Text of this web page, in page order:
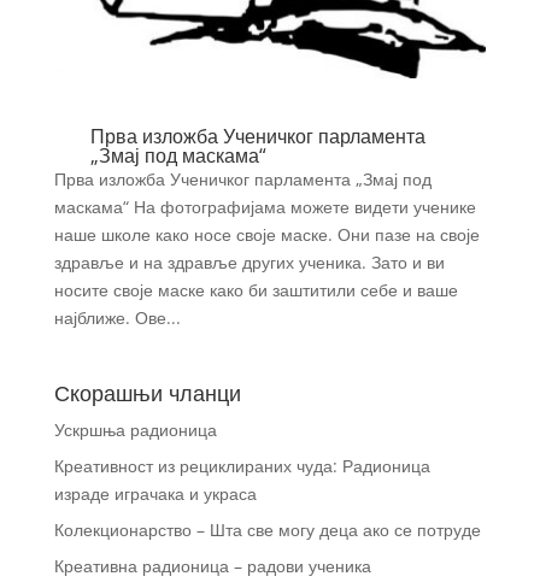
Прва изложба Ученичког парламента
„Змај под маскама“
Прва изложба Ученичког парламента „Змај под
маскама“ На фотографијама можете видети ученике
наше школе како носе своје маске. Они пазе на своје
здравље и на здравље других ученика. Зато и ви
носите своје маске како би заштитили себе и ваше
најближе. Ове...
Скорашњи чланци
Ускршња радионица
Креативност из рециклираних чуда: Радионица
израде играчака и украса
Колекционарство – Шта све могу деца ако се потруде
Креативна радионица – радови ученика